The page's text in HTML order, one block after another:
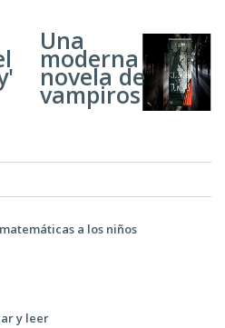
Una
moderna
novela de
vampiros
a los niños
y leer